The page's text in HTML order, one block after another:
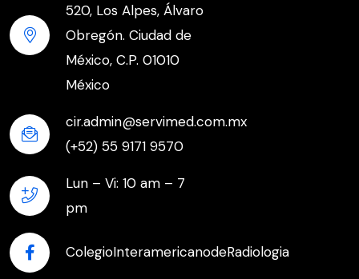
520, Los Alpes, Álvaro
Obregón. Ciudad de
México, C.P. 01010
México
cir.admin@servimed.com.mx
(+52) 55 9171 9570
Lun – Vi: 10 am – 7
pm
ColegioInteramericanodeRadiologia